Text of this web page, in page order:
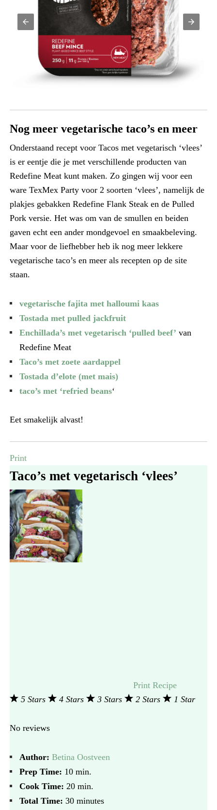
Nog meer vegetarische taco’s en meer
Onderstaand recept voor Tacos met vegetarisch ‘vlees’
is er eentje die je met verschillende producten van
Redefine Meat kunt maken. Zo gingen wij voor een
ware TexMex Party voor 2 soorten ‘vlees’, namelijk de
plakjes gebakken Redefine Flank Steak en de Pulled
Pork versie. Het was om van de smullen en beiden
gaven echt een ander mondgevoel en smaakbeleving.
Maar voor de liefhebber heb ik nog meer lekkere
vegetarische taco’s en meer als recepten op de site
staan.
vegetarische fajita met halloumi kaas
Tostada met pulled jackfruit
Enchillada’s met vegetarisch ‘pulled beef’ van
Redefine Meat
Taco’s met zoete aardappel
Tostada d’elote (met mais)
taco’s met ‘refried beans‘
Eet smakelijk alvast!
Print
Taco’s met vegetarisch ‘vlees’
Print Recipe
5 Stars
4 Stars 3 Stars 2 Stars 1 Star
No reviews
Author: Betina Oostveen
Prep Time: 10 min.
Cook Time: 20 min.
Total Time: 30 minutes